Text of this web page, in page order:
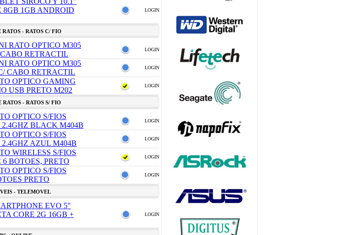
8GB 1GB ANDROID
LOGIN
RATOS - RATOS C/ FIO
RATO OPTICO M305
RETRACTIL
LOGIN
RATO OPTICO M305
CABO RETRACTIL
LOGIN
OPTICO GAMING
USB PRETO M202
LOGIN
RATOS - RATOS S/ FIO
OPTICO S/FIOS
2.4GHZ BLACK M404B
LOGIN
OPTICO S/FIOS
2.4GHZ AZUL M404B
LOGIN
WIRELESS S/FIOS
6 BOTOES, PRETO
LOGIN
OPTICO S/FIOS
PRETO
LOGIN
- TELEMOVEL
EVO 5"
CORE 2G 16GB +
LOGIN